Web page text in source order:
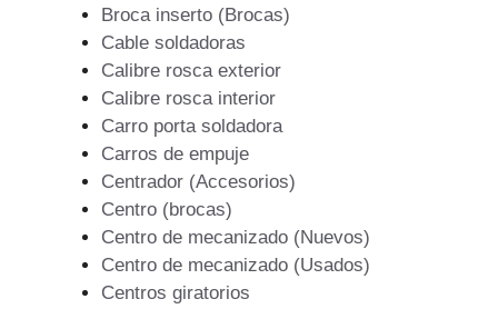
Broca inserto (Brocas)
Cable soldadoras
Calibre rosca exterior
Calibre rosca interior
Carro porta soldadora
Carros de empuje
Centrador (Accesorios)
Centro (brocas)
Centro de mecanizado (Nuevos)
Centro de mecanizado (Usados)
Centros giratorios